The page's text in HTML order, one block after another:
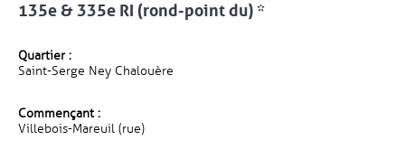
135e & 335e RI (rond-point du) *
Quartier :
Saint-Serge Ney Chalouère
Commençant :
Villebois-Mareuil (rue)